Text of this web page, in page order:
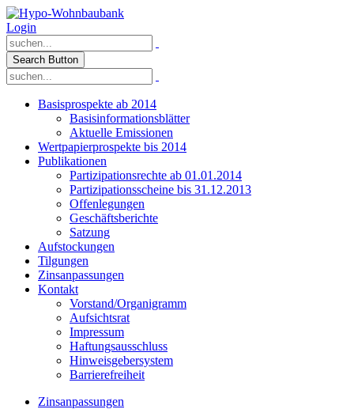
Login
Search Button
Basisprospekte ab 2014
Basisinformationsblätter
Aktuelle Emissionen
Wertpapierprospekte bis 2014
Publikationen
Partizipationsrechte ab 01.01.2014
Partizipationsscheine bis 31.12.2013
Offenlegungen
Geschäftsberichte
Satzung
Aufstockungen
Tilgungen
Zinsanpassungen
Kontakt
Vorstand/Organigramm
Aufsichtsrat
Impressum
Haftungsausschluss
Hinweisgebersystem
Barrierefreiheit
Zinsanpassungen